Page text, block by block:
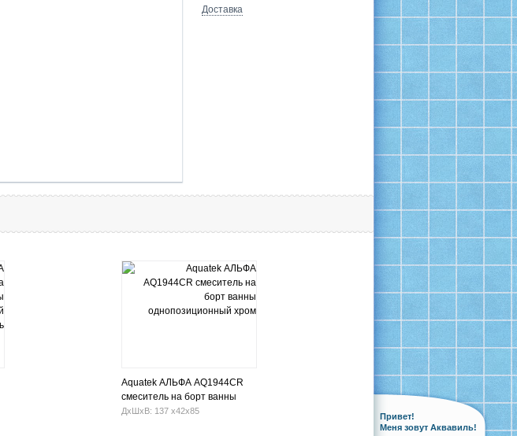
Доставка
Aquatek АЛЬФА AQ1944CR
смеситель на борт ванны
однопозиционный хром
ДхШхВ: 137 х42х85
Привет!
Меня зовут Аквавиль!